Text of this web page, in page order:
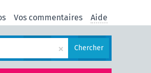
Vos commentaires Aide
× Chercher